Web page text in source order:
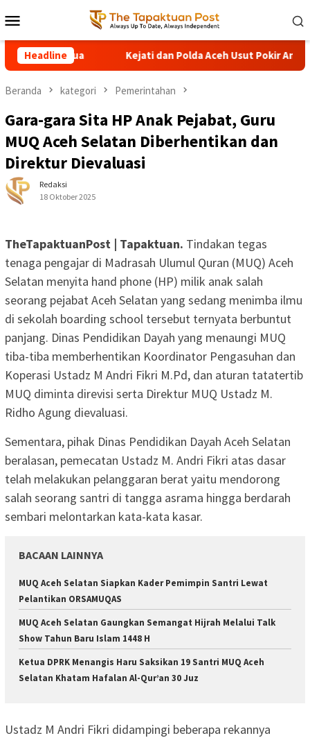
ke
kontenMobile
Headline Kejati dan Polda Aceh Usut Pokir Anggota
Beranda kategori Pemerintahan
Gara-gara Sita HP Anak Pejabat, Guru
MUQ Aceh Selatan Diberhentikan dan
Direktur Dievaluasi
Redaksi
18 Oktober 2025
TheTapaktuanPost | Tapaktuan. Tindakan tegas
tenaga pengajar di Madrasah Ulumul Quran (MUQ) Aceh
Selatan menyita hand phone (HP) milik anak salah
seorang pejabat Aceh Selatan yang sedang menimba ilmu
di sekolah boarding school tersebut ternyata berbuntut
panjang. Dinas Pendidikan Dayah yang menaungi MUQ
tiba-tiba memberhentikan Koordinator Pengasuhan dan
Koperasi Ustadz M Andri Fikri M.Pd, dan aturan tatatertib
MUQ diminta direvisi serta Direktur MUQ Ustadz M.
Ridho Agung dievaluasi.
Sementara, pihak Dinas Pendidikan Dayah Aceh Selatan
beralasan, pemecatan Ustadz M. Andri Fikri atas dasar
telah melakukan pelanggaran berat yaitu mendorong
salah seorang santri di tangga asrama hingga berdarah
sembari melontarkan kata-kata kasar.
BACAAN LAINNYA
MUQ Aceh Selatan Siapkan Kader Pemimpin Santri Lewat
Pelantikan ORSAMUQAS
MUQ Aceh Selatan Gaungkan Semangat Hijrah Melalui Talk
Show Tahun Baru Islam 1448 H
Ketua DPRK Menangis Haru Saksikan 19 Santri MUQ Aceh
Selatan Khatam Hafalan Al-Qur’an 30 Juz
Ustadz M Andri Fikri didampingi beberapa rekannya